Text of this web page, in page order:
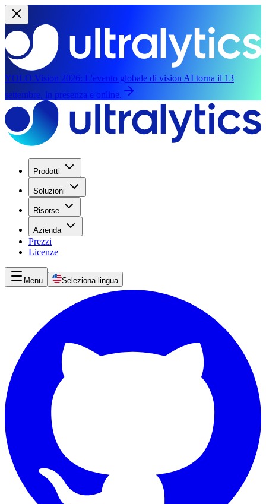
YOLO Vision 2026: L'evento globale di vision AI torna il 13
settembre, in presenza e online.
Prodotti
Soluzioni
Risorse
Azienda
Prezzi
Licenze
Menu Seleziona lingua